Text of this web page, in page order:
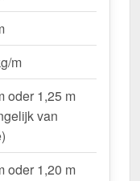
licht.
Bestand tegen
bevestiging &
oder 1,25 m
voor
m
oder 1,25 m
van
oder 1,20 m